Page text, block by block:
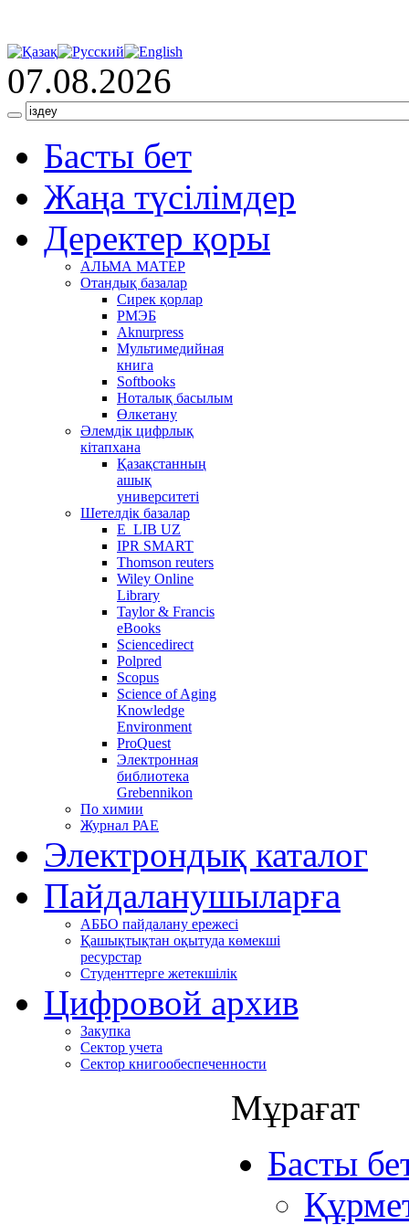
07.08.2026
Басты бет
Жаңа түсілімдер
Деректер қоры
АЛЬМА МАТЕР
Отандық базалар
Сирек қорлар
РМЭБ
Аknurpress
Мультимедийная
книга
Softbooks
Ноталық басылым
Өлкетану
Әлемдік цифрлық
кітапхана
Қазақстанның
ашық
университеті
Шетелдік базалар
E_LIB UZ
IPR SMART
Thomson reuters
Wiley Online
Library
Taylor & Francis
eBooks
Sciencedirect
Polpred
Scopus
Science of Aging
Knowledge
Environment
ProQuest
Электронная
библиотека
Grebennikon
По химии
Журнал РАЕ
Электрондық каталог
Пайдаланушыларға
АББО пайдалану ережесі
Қашықтықтан оқытуда көмекші
ресурстар
Студенттерге жетекшілік
Цифровой архив
Закупка
Сектор учета
Сектор книгообеспеченности
Мұрағат
Басты